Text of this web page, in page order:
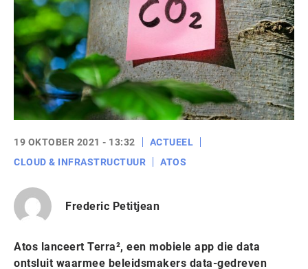
19 OKTOBER 2021 - 13:32
ACTUEEL
CLOUD & INFRASTRUCTUUR
ATOS
Frederic Petitjean
Atos lanceert Terra², een mobiele app die data
ontsluit waarmee beleidsmakers data-gedreven